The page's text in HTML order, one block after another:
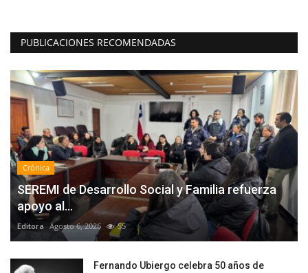
PUBLICACIONES RECOMENDADAS
Crónica
SEREMI de Desarrollo Social y Familia refuerza
apoyo al...
Editora Agosto 6, 2026 55
Fernando Ubiergo celebra 50 años de